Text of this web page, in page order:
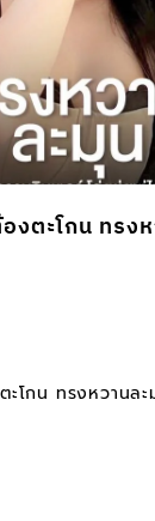
งตะโกน ทรง
ะโกน ทรงหวานล